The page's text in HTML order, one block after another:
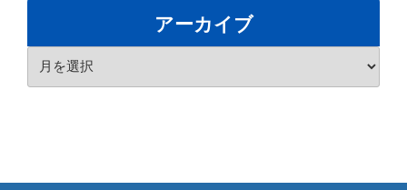
ー
アーカイブ